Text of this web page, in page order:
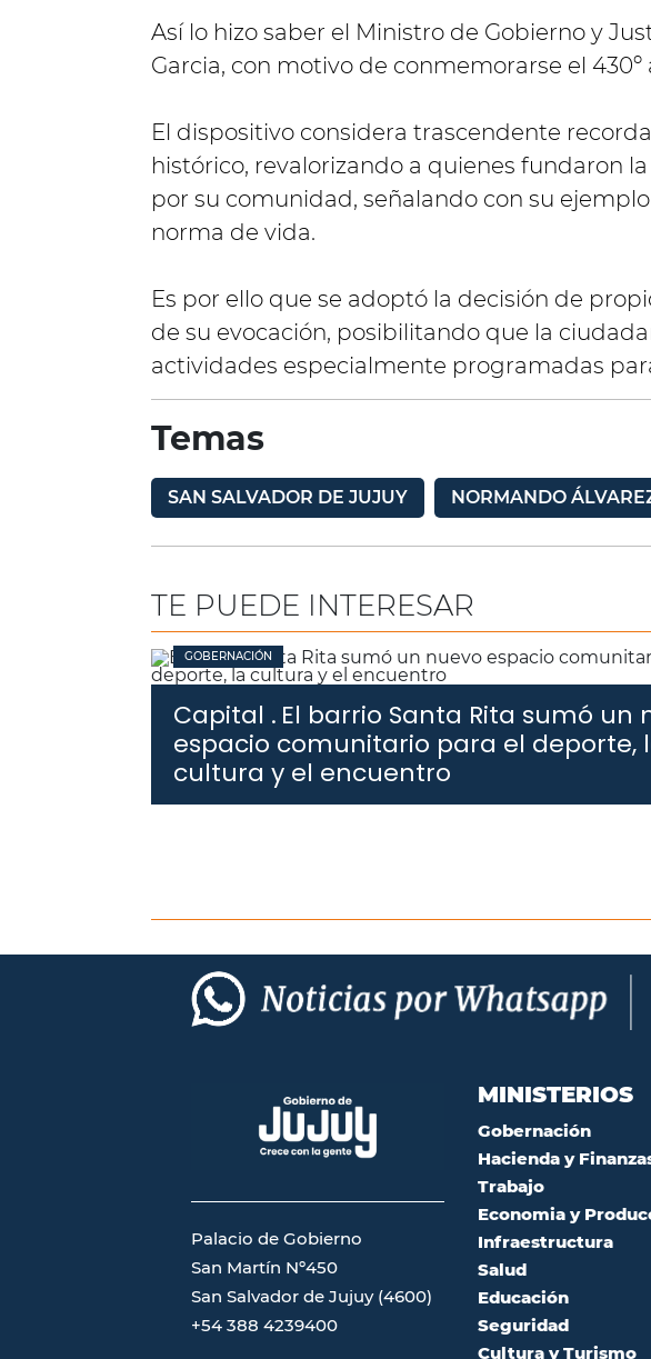
Así lo hizo saber el Ministro de Gobierno y
Garcia, con motivo de conmemorarse el
El dispositivo considera trascendente
histórico, revalorizando a quienes fundaron
por su comunidad, señalando con su
norma de vida.
Es por ello que se adoptó la decisión de
de su evocación, posibilitando que la
actividades especialmente programadas
Temas
SAN SALVADOR DE JUJUY NORMANDO
TE PUEDE INTERESAR
GOBERNACIÓN
Capital . El barrio Santa Rita sumó un
espacio comunitario para el deporte,
cultura y el encuentro
Palacio de Gobierno
San Martín Nº450
San Salvador de Jujuy (4600)
+54 388 4239400
MINISTERIOS
Gobernación
Hacienda y
Trabajo
Economia y
Infraestructura
Salud
Educación
Seguridad
Cultura y Turismo